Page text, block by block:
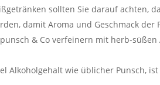
sollten Sie darauf achten,
damit Aroma und Geschmack
& Co verfeinern mit herb-
Alkoholgehalt wie üblicher Punsch,